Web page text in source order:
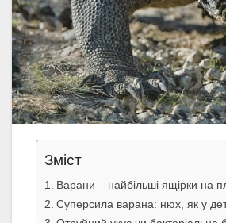
Зміст
Варани – найбільші ящірки на
Суперсила варана: нюх, як у